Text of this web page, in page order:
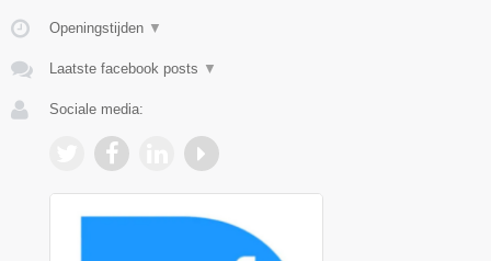
Openingstijden ▼
Laatste facebook posts ▼
Sociale media: